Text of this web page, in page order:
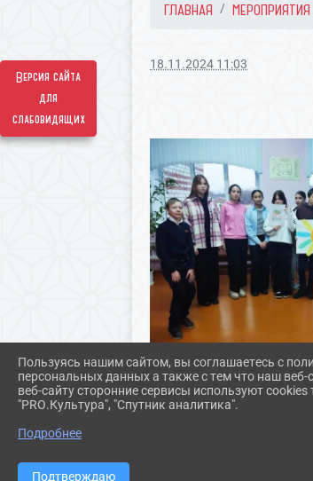
Версия сайта
для
слабовидящих
ГЛАВНАЯ МЕРОПРИЯТИЯ
18.11.2024 11:03
Пользуясь нашим сайтом, вы соглашаетесь с
персональных данных а также с тем что наш веб-
веб-сайту сторонние сервисы используют cookies
"PRO.Культура", "Спутник аналитика".
Подробнее
Подтверждаю